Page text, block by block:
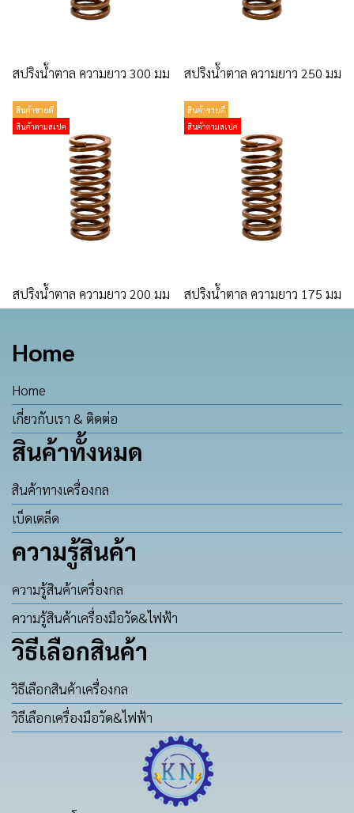
สปริงน้ำตาล ความยาว 300 มม สปริงน้ำตาล ความยาว 250 มม
สินค้าขายดี
สินค้าตามสเปค
สปริงน้ำตาล ความยาว 200 มม
สินค้าขายดี
สินค้าตามสเปค
สปริงน้ำตาล ความยาว 175 มม
Home
Home
เกี่ยวกับเรา & ติดต่อ
สินค้าทั้งหมด
สินค้าทางเครื่องกล
เบ็ดเตล็ด
ความรู้สินค้า
ความรู้สินค้าเครื่องกล
ความรู้สินค้าเครื่องมือวัด&ไฟฟ้า
วิธีเลือกสินค้า
วิธีเลือกสินค้าเครื่องกล
วิธีเลือกเครื่องมือวัด&ไฟฟ้า